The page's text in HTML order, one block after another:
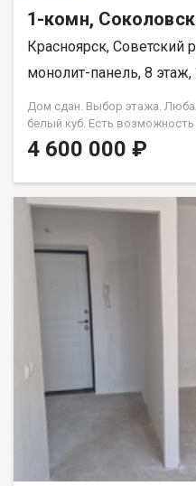
1-комн,
Красноярск, Советский
монолит-панель, 8 этаж,
Дом сдан. Выбор этажа.
белый куб. Есть
Аринский, под семейную
весь срок кредита.
4 600 000 ₽